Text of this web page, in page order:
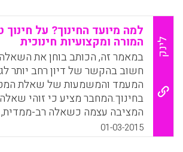
מחזקת את הזהות היהודית, אלא
הדמוקרטיים של המדינה ומעוררת
לסייע בבניית גשר בין-תרבותי.
הכותבים בקריאה לחיזוק מעמדה
חיזוק זה יקל על הפגת המתחים
התרבותיים והחברתיים בין
ובין ישראל לשכנותיה, ויכבד את
של יהודים יוצאי מדינות ערב
יצחקי, מיטל פינטו).
לינק
למה מיועד החינוך? על
המורה ומקצועיות חינוכית
במאמר זה, הכותב בוחן את
חשוב בהקשר של דיון רחב יותר
המעמד והמשמעות של שאלת
בחינוך.המחבר מציע כי זוהי
המציבה עצמה כשאלה רב-
תמיד מתפקד ביחס לשלושה
חיברות, וסוביקטיפיקציה (Biesta, Gert, 2015).
01-03-2015